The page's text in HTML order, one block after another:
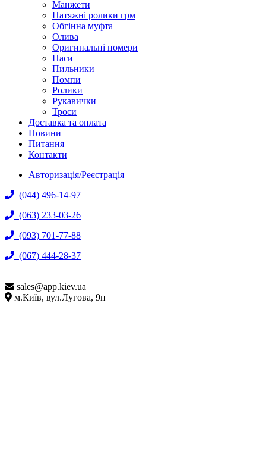
Манжети
Натяжні ролики грм
Обгінна муфта
Олива
Оригинальні номери
Паси
Пильники
Помпи
Ролики
Рукавички
Троси
Доставка та оплата
Новини
Питання
Контакти
Авторизація/Реєстрація
(044) 496-14-97
(063) 233-03-26
(093) 701-77-88
(067) 444-28-37
sales@app.kiev.ua
м.Київ, вул.Лугова, 9п